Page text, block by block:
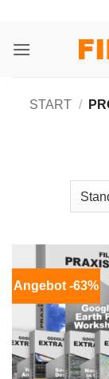
springen
START /
Angebot -63%